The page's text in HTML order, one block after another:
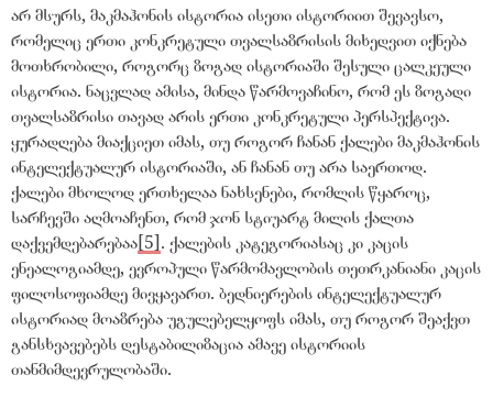
არ მსურს, მაკმაჰონის ისტორია ისეთი ისტორიით შევავსო,
რომელიც ერთი კონკრეტული თვალსაზრისის მიხედვით იქნება
მოთხრობილი, როგორც ზოგად ისტორიაში შესული ცალკეული
ისტორია. ნაცვლად ამისა, მინდა წარმოვაჩინო, რომ ეს ზოგადი
თვალსაზრისი თავად არის ერთი კონკრეტული პერსპექტივა.
ყურადღება მიაქციეთ იმას, თუ როგორ ჩანან ქალები მაკმაჰონის
ინტელექტუალურ ისტორიაში, ან ჩანან თუ არა საერთოდ.
ქალები მხოლოდ ერთხელაა ნახსენები, რომლის წყაროც,
სარჩევში აღმოაჩენთ, რომ ჯონ სტიუარტ მილის ქალთა
დაქვემდებარებაა[5]. ქალების კატეგორიასაც კი კაცის
ენეალოგიამდე, ევროპული წარმომავლობის თეთრკანიანი კაცის
ფილოსოფიამდე მივყავართ. ბედნიერების ინტელექტუალურ
ისტორიად მოაზრება უგულებელყოფს იმას, თუ როგორ შეაქვთ
განსხვავებებს დესტაბილიზაცია ამავე ისტორიის
თანმიმდევრულობაში.